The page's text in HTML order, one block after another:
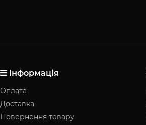
Інформація
Оплата
Доставка
Повернення товару